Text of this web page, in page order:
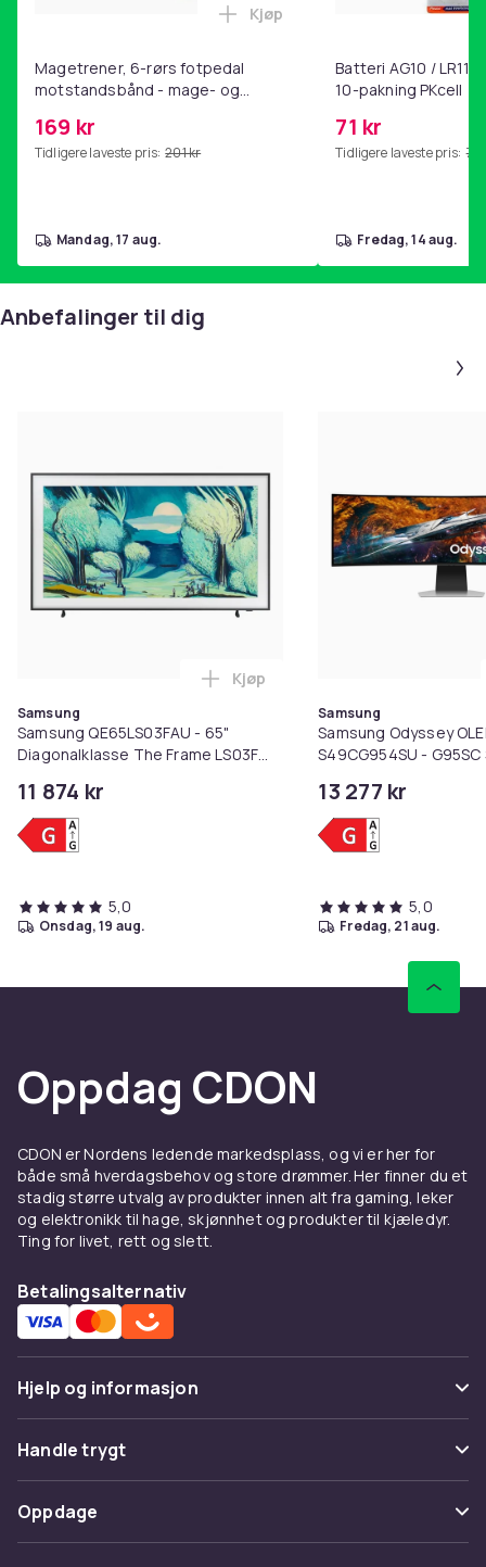
Magetrener, 6-rørs fotpedal
motstandsbånd - mage- og
hjemmegymnastikk Pink
169 kr
Tidligere laveste pris: 201 kr
Legg Magetrener, 6-rørs
Kjøp
mandag, 17 aug.
Batteri AG10 /
10-pakning PKcell
71 kr
Tidligere laveste pris: 76
fredag, 14 aug.
Anbefalinger til dig
Samsung
Samsung QE65LS03FAU - 65"
Diagonalklasse The Frame LS03F
- QLED - Smart TV - Tizen OS - 4K
UHD (2160p) 3840 x 216...
11 874 kr
Legg Samsung QE65LS03FAU -
Kjøp
5,0
onsdag, 19 aug.
Samsung
Samsung Odyssey
S49CG954SU -
kurvet - 49" - 5120 x
240 Hz - 250 cd/m² -
13 277 kr
5,0
fredag, 21 aug.
Oppdag CDON
CDON er Nordens ledende markedsplass, og vi er her for
både små hverdagsbehov og store drømmer. Her finner du et
stadig større utvalg av produkter innen alt fra gaming, leker
og elektronikk til hage, skjønnhet og produkter til kjæledyr.
Ting for livet, rett og slett.
Betalingsalternativ
Hjelp og informasjon
Vanlige spørsmål
Spor pakke
Angre & returner her
Handle trygt
Betaling
Levering
Oppdage